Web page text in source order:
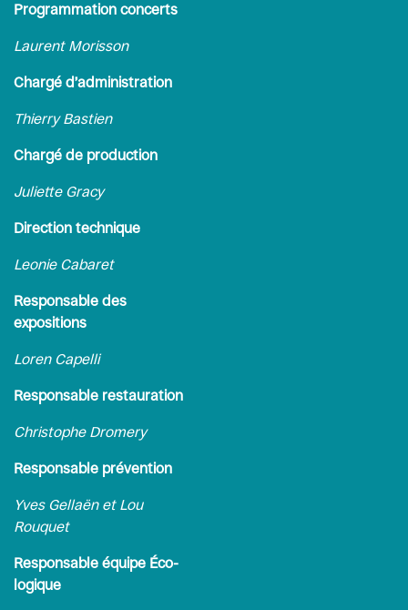
Programmation concerts
Laurent Morisson
Chargé d’administration
Thierry Bastien
Chargé de production
Juliette Gracy
Direction technique
Leonie Cabaret
Responsable des
expositions
Loren Capelli
Responsable restauration
Christophe Dromery
Responsable prévention
Yves Gellaën et Lou
Rouquet
Responsable équipe Éco-
logique